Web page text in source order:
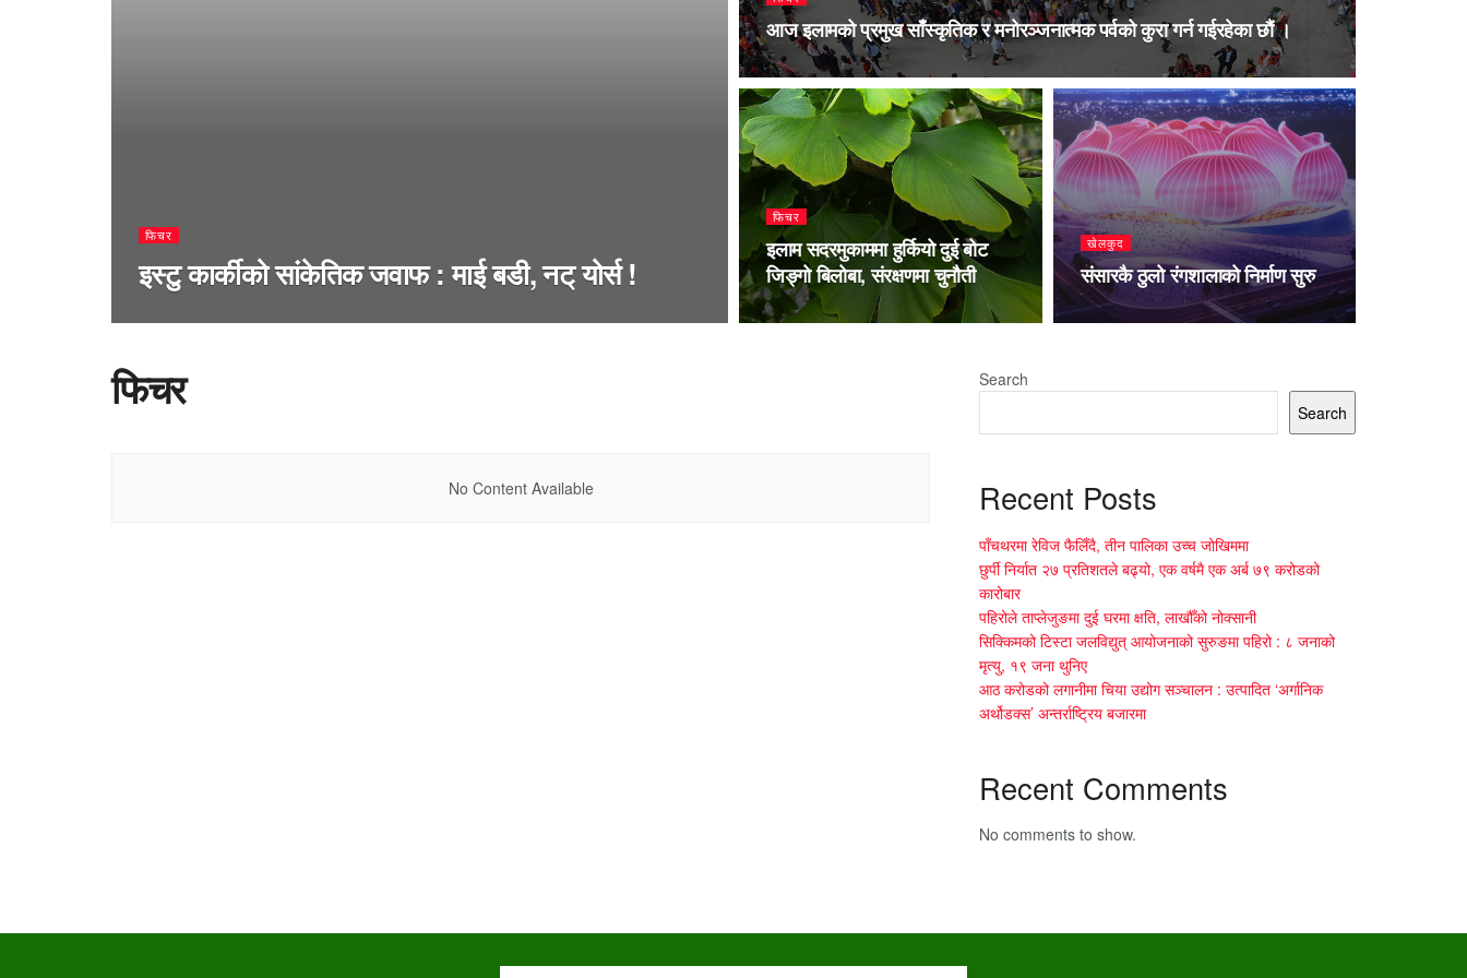
फिचर
इस्टु कार्कीको सांकेतिक जवाफ : माई बडी, नट् योर्स !
आज इलामको प्रमुख साँस्कृतिक र मनोरञ्जनात्मक पर्वको कुरा गर्न गईरहेका छौं ।
फिचर
इलाम सदरमुकाममा हुर्कियो दुई बोट
जिङ्गो बिलोबा, संरक्षणमा चुनौती
खेलकुद
संसारकै ठुलो रंगशालाको निर्माण सुरु
फिचर
No Content Available
Search
Search
Recent Posts
पाँचथरमा रेविज फैलिँदै, तीन पालिका उच्च जोखिममा
छुर्पी निर्यात २७ प्रतिशतले बढ्यो, एक वर्षमै एक अर्ब ७९ करोडको
कारोबार
पहिरोले ताप्लेजुङमा दुई घरमा क्षति, लाखौँको नोक्सानी
सिक्किमको टिस्टा जलविद्युत् आयोजनाको सुरुङमा पहिरो : ८ जनाको
मृत्यु, १९ जना थुनिए
आठ करोडको लगानीमा चिया उद्योग सञ्चालन : उत्पादित ‘अर्गानिक
अर्थोडक्स’ अन्तर्राष्ट्रिय बजारमा
Recent Comments
No comments to show.